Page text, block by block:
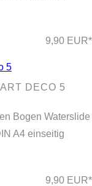
9,90 EUR*
DECO 5
Bogen Waterslide
A4 einseitig
9,90 EUR*